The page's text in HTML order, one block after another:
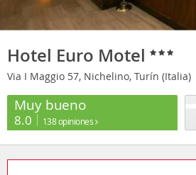
Hotel Euro Motel
Via I Maggio 57, Nichelino, Turín (Italia)
Muy bueno
8.0 138 opiniones